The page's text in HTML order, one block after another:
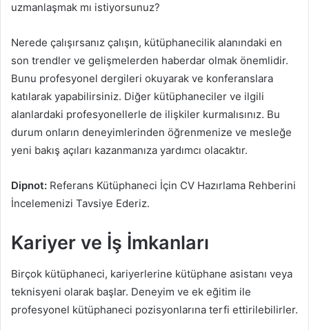
uzmanlaşmak mı istiyorsunuz?
Nerede çalışırsanız çalışın, kütüphanecilik alanındaki en
son trendler ve gelişmelerden haberdar olmak önemlidir.
Bunu profesyonel dergileri okuyarak ve konferanslara
katılarak yapabilirsiniz. Diğer kütüphaneciler ve ilgili
alanlardaki profesyonellerle de ilişkiler kurmalısınız. Bu
durum onların deneyimlerinden öğrenmenize ve mesleğe
yeni bakış açıları kazanmanıza yardımcı olacaktır.
Dipnot: Referans Kütüphaneci İçin CV Hazırlama Rehberini
İncelemenizi Tavsiye Ederiz.
Kariyer ve İş İmkanları
Birçok kütüphaneci, kariyerlerine kütüphane asistanı veya
teknisyeni olarak başlar. Deneyim ve ek eğitim ile
profesyonel kütüphaneci pozisyonlarına terfi ettirilebilirler.